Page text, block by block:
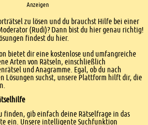
Anzeigen
zu lösen und du brauchst Hilfe bei einer
(Rudi)? Dann bist du hier genau richtig!
findest du hier.
bietet dir eine kostenlose und umfangreiche
Arten von Rätseln, einschließlich
und Anagramme. Egal, ob du nach
Lösungen suchst, unsere Plattform hilft dir, die
finden, gib einfach deine Rätselfrage in das
ein. Unsere intelligente Suchfunktion